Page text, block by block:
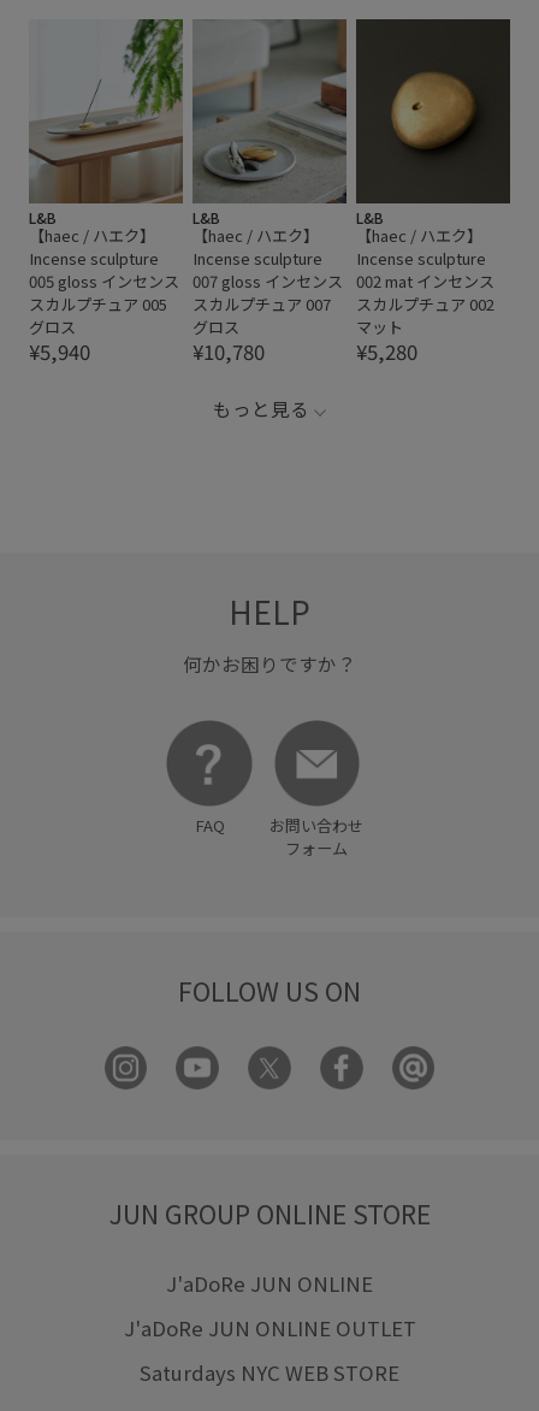
L&B
【haec / ハエク】
Incense sculpture
005 gloss インセンス
スカルプチュア 005
グロス
¥5,940
L&B
【haec / ハエク】
Incense sculpture
007 gloss インセンス
スカルプチュア 007
グロス
¥10,780
L&B
【haec / ハエク】
Incense sculpture
002 mat インセンス
スカルプチュア 002
マット
¥5,280
もっと見る
HELP
何かお困りですか？
FAQ
お問い合わせ
フォーム
FOLLOW US ON
JUN GROUP ONLINE STORE
J'aDoRe JUN ONLINE
J'aDoRe JUN ONLINE OUTLET
Saturdays NYC WEB STORE